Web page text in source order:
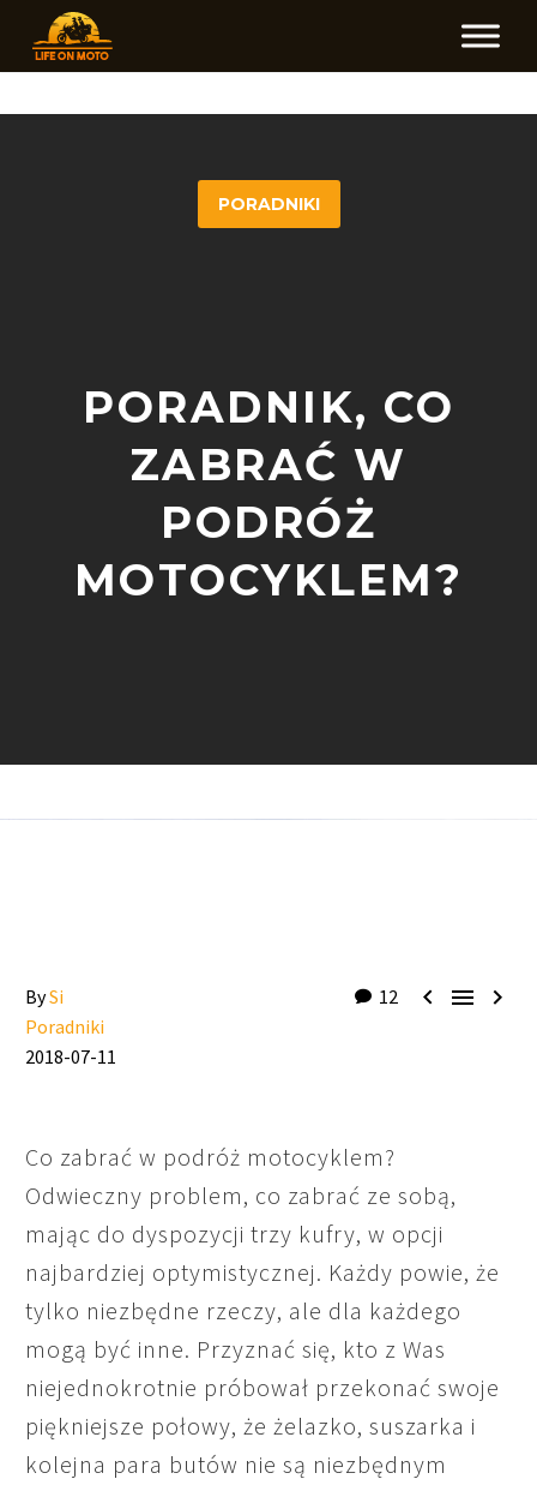
PORADNIKI
PORADNIK, CO
ZABRAĆ W
PODRÓŻ
MOTOCYKLEM?
12   
BySi
Poradniki
2018-07-11
Co zabrać w podróż motocyklem?
Odwieczny problem, co zabrać ze sobą,
mając do dyspozycji trzy kufry, w opcji
najbardziej optymistycznej. Każdy powie, że
tylko niezbędne rzeczy, ale dla każdego
mogą być inne. Przyznać się, kto z Was
niejednokrotnie próbował przekonać swoje
piękniejsze połowy, że żelazko, suszarka i
kolejna para butów nie są niezbędnym